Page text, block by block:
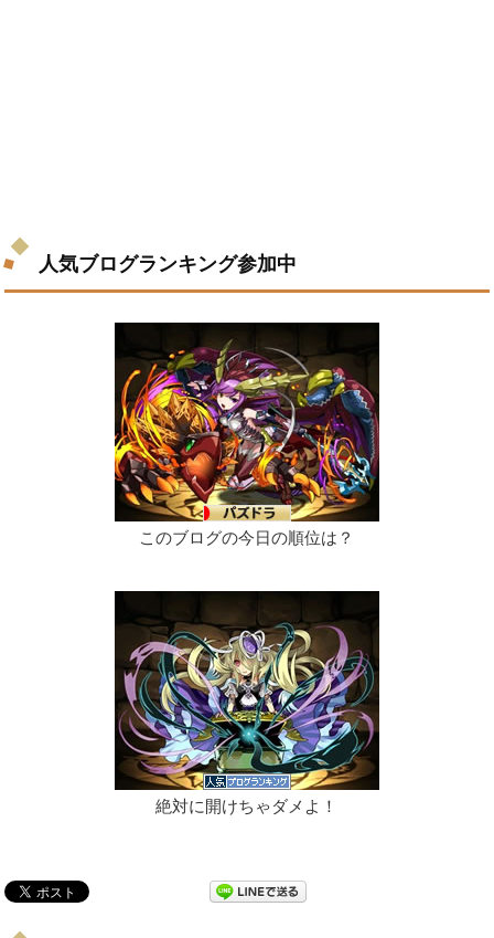
人気ブログランキング参加中
このブログの今日の順位は？
絶対に開けちゃダメよ！